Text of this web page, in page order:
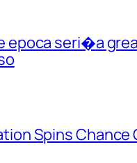
epoca seri�a
Spins